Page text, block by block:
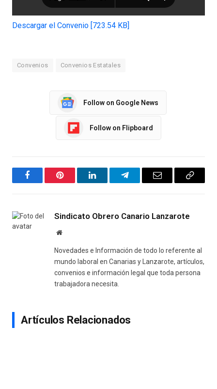
Descargar el Convenio [723.54 KB]
Convenios Convenios Estatales
Follow on Google News
Follow on Flipboard
FacebookPinterest LinkedInTelegramEmail
Copy
Sindicato Obrero Canario Lanzarote
Website
Novedades e Información de todo lo referente al
mundo laboral en Canarias y Lanzarote, artículos,
convenios e información legal que toda persona
trabajadora necesita.
Artículos Relacionados